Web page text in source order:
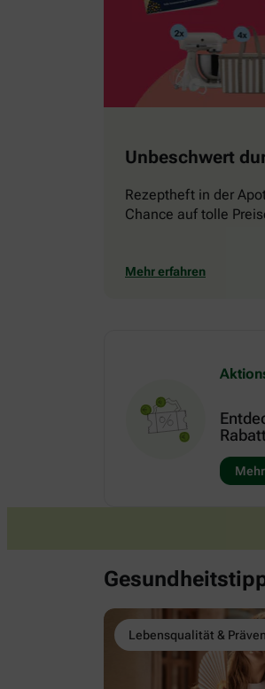
Unbeschwert
Rezeptheft in der
Chance auf tolle
Mehr erfahren
Mehr
Lebensqualität &